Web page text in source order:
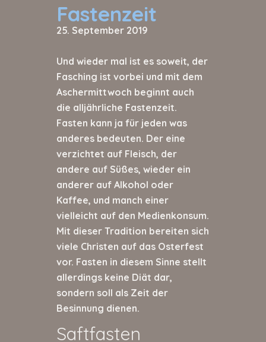
Fastenzeit
25. September 2019
Und wieder mal ist es soweit, der
Fasching ist vorbei und mit dem
Aschermittwoch beginnt auch
die alljährliche Fastenzeit.
Fasten kann ja für jeden was
anderes bedeuten. Der eine
verzichtet auf Fleisch, der
andere auf Süßes, wieder ein
anderer auf Alkohol oder
Kaffee, und manch einer
vielleicht auf den Medienkonsum.
Mit dieser Tradition bereiten sich
viele Christen auf das Osterfest
vor. Fasten in diesem Sinne stellt
allerdings keine Diät dar,
sondern soll als Zeit der
Besinnung dienen.
Saftfasten